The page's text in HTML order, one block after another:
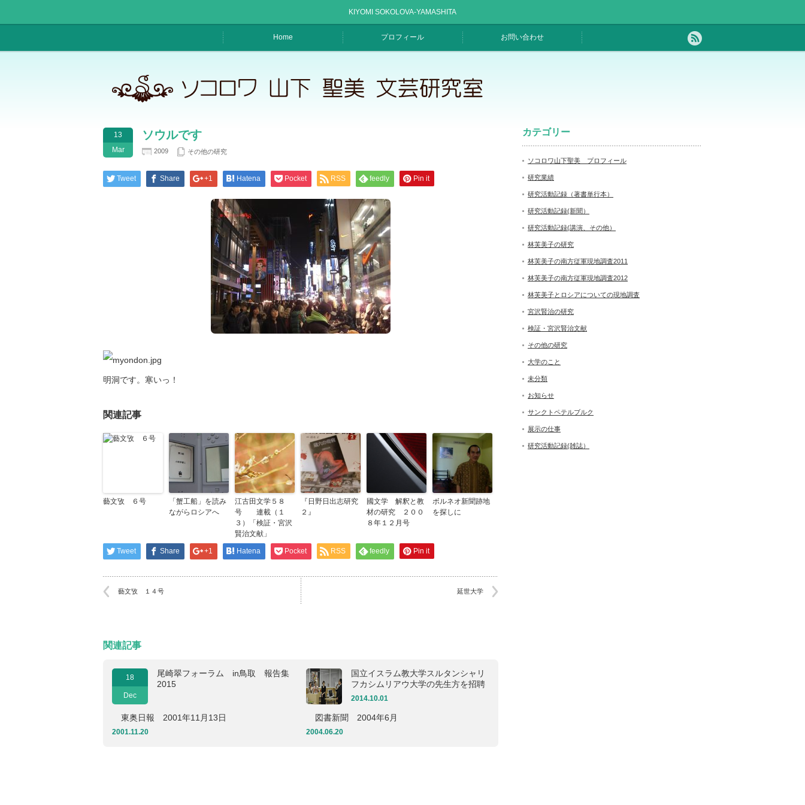
KIYOMI SOKOLOVA-YAMASHITA
Home プロフィール お問い合わせ
13
Mar
ソウルです
2009 その他の研究
Tweet Share +1 Hatena Pocket RSS feedly Pin it
明洞です。寒いっ！
関連記事
藝文攷 ６号
「蟹工船」を読み
ながらロシアへ
江古田文学５８
号 連載（１
３）「検証・宮沢
賢治文献」
『日野日出志研究
２』
國文学 解釈と教
材の研究 ２００
８年１２月号
ボルネオ新聞跡地
を探しに
Tweet Share +1 Hatena Pocket RSS feedly Pin it
藝文攷 １４号 延世大学
関連記事
18
Dec
尾崎翠フォーラム in鳥取 報告集
2015
国立イスラム教大学スルタンシャリ
フカシムリアウ大学の先生方を招聘
2014.10.01
東奥日報 2001年11月13日
2001.11.20
図書新聞 2004年6月
2004.06.20
カテゴリー
ソコロワ山下聖美 プロフィール
研究業績
研究活動記録（著書単行本）
研究活動記録(新聞）
研究活動記録(講演、その他）
林芙美子の研究
林芙美子の南方従軍現地調査2011
林芙美子の南方従軍現地調査2012
林芙美子とロシアについての現地調査
宮沢賢治の研究
検証・宮沢賢治文献
その他の研究
大学のこと
未分類
お知らせ
サンクトペテルブルク
展示の仕事
研究活動記録(雑誌）